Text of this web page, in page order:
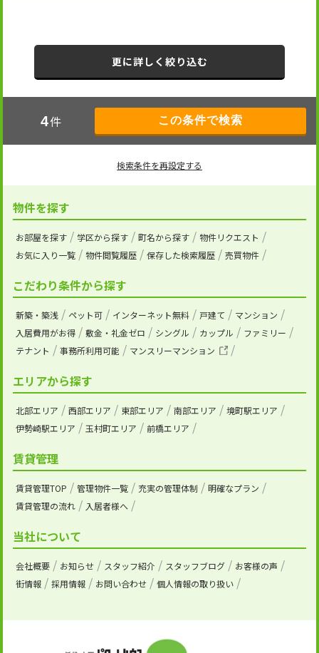
更に詳しく絞り込む
4件
検索条件を再設定する
物件を探す
お部屋を探す 学区から探す 町名から探す
物件リクエスト
お気に入り一覧
物件閲覧履歴 保存した検索履歴 売買物件
こだわり条件から探す
新築・築浅 ペット可 インターネット無料 戸建て
マンション
入居費用がお得
敷金・礼金ゼロ シングル カップル
ファミリー
テナント
事務所利用可能 マンスリーマンション
エリアから探す
北部エリア 西部エリア 東部エリア 南部エリア
境町駅エリア
伊勢崎駅エリア
玉村町エリア 前橋エリア
賃貸管理
賃貸管理TOP 管理物件一覧 充実の管理体制
明確なプラン
賃貸管理の流れ
入居者様へ
当社について
会社概要 お知らせ スタッフ紹介 スタッフブログ
お客様の声
街情報
採用情報 お問い合わせ 個人情報の取り扱い